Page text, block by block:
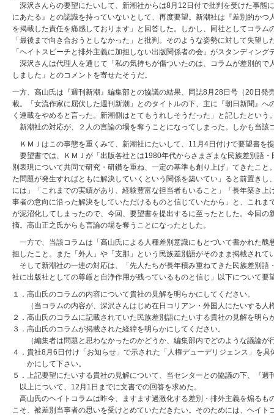
深沢さんらの要望にたいして、新潮社からは8月12日付で批判を受けた事態
にあたる』との認識を持っていないとして、再度要望。新潮社は『差別的か
を掲載した責任を痛感しております」と回答した。しかし、同社としてコラ
「最後まで向き合おうとしなかった」と批判。そのような姿勢に対して失望
「ヘイトスピーチと排外主義に加担しない出版関係者の会」がスタンディング
深沢さんは代理人を通じて「私の気持ちが傷ついたのは、コラムが差別的
しました」とのコメントを寄せたそうだ。
一方、高山氏は『週刊新潮』編集部との協議の結果、同誌8月28日号（20日
載。「女流作家に屈伏した週刊新潮」とのタイトルの下、主に『朝日新聞』
く連載をやめると言った。新潮側はとてもうれしそうだった」と記したという
新潮社の対応が、２人の言論の場を奪うことになってしまった。しかも当該
ＫＭＪはこの事態を重くみて、新潮社にたいして、11月4日付けで要望書を
要望書では、ＫＭＪが「出版各社とは1980年代からさまざまな民族差別語
別表現について共同で研究・研鑽を重ね、一定の基準も創り上げ」てきたこ
た問題が発生すればともに解決していくという関係を築いてい」ると前置き
には」「これまでの実績があり、経験豊富な担当者もいること」「長年築き
事者の意向に沿った解決をしていただけるものと信じていたから」と、これ
が泥沼化してしまったので、今回、要望書を提出するに至ったとした。今回
摘。高山正之氏からも言論の場を奪うことになったとした。
一方で、当該コラムは「高山氏による人種差別意識にもとづいて書かれた
担したこと。また「外人」や「支那」という民族差別語がそのまま掲載され
そして新潮社の一連の対応は、「先人たちが長年積み重ねてきた民族差別
社に出版社としての尊厳と自浄作用が残っているものと信じ」以下について要
１．高山氏のコラムの内容について貴社の見解を明らかにしてください。
（当コラムの内容が、深沢さんはじめ在日コリアン・外国人にたいする人
２．高山氏のコラムに記載されていた民族差別語にたいする貴社の見解を明ら
３．高山氏のコラムが掲載された経緯を明らかにしてください。
（編集者は問題と思わなかったのかどうか、編集部内でどのような議論が
４．貴社8月6日付け「お知らせ」で示された「人権デューデリジェンス」
かにして下さい。
５．上記要望にたいする貴社の見解について、当センターとの協議の下、『
以上について、12月1日までに文書での回答を求めた。
高山氏のヘイトコラムは昨今、ますます過激化する差別・排外主義を煽る
こそ、被差別当事者の思いを受けとめていただきたい。そのためには、ヘイ